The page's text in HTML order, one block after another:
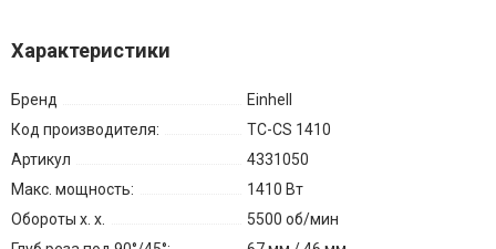
Характеристики
Бренд
Einhell
Код производителя:
TC-CS 1410
Артикул
4331050
Макс. мощность:
1410 Вт
Обороты х. х.
5500 об/мин